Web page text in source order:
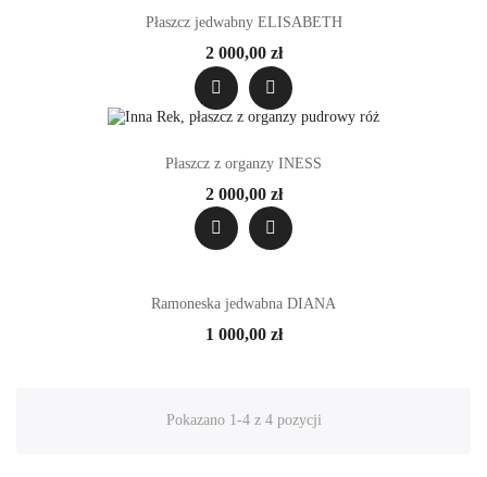
Płaszcz jedwabny ELISABETH
2 000,00 zł
Płaszcz z organzy INESS
2 000,00 zł
Ramoneska jedwabna DIANA
1 000,00 zł
Pokazano 1-4 z 4 pozycji